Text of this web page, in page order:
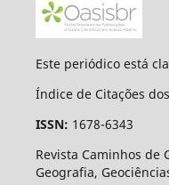
Este periódico está
Índice de Citações
ISSN: 1678-6343
Revista Caminhos
Geografia,